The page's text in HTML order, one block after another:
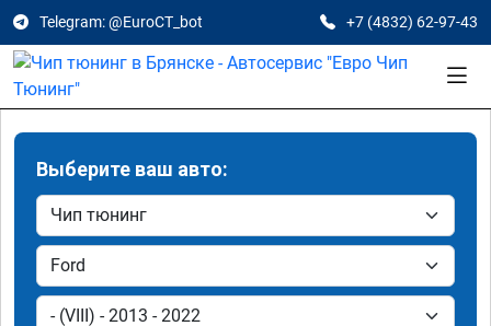
Telegram: @EuroCT_bot +7 (4832) 62-97-43
Выберите ваш авто: